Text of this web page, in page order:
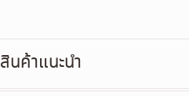
สินค้าแนะนำ